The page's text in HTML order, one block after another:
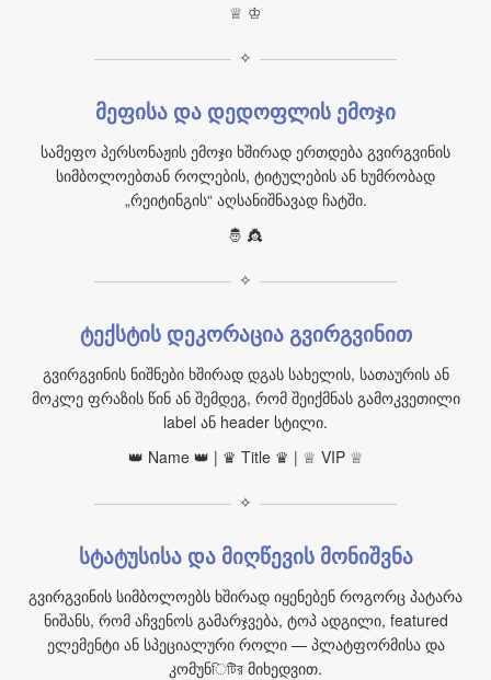
♕ ♔
✧
მეფისა და დედოფლის ემოჯი
სამეფო პერსონაჟის ემოჯი ხშირად ერთდება გვირგვინის
სიმბოლოებთან როლების, ტიტულების ან ხუმრობად
„რეიტინგის“ აღსანიშნავად ჩატში.
🤴 👸
✧
ტექსტის დეკორაცია გვირგვინით
გვირგვინის ნიშნები ხშირად დგას სახელის, სათაურის ან
მოკლე ფრაზის წინ ან შემდეგ, რომ შეიქმნას გამოკვეთილი
label ან header სტილი.
👑 Name 👑 | ♛ Title ♛ | ♕ VIP ♕
✧
სტატუსისა და მიღწევის მონიშვნა
გვირგვინის სიმბოლოებს ხშირად იყენებენ როგორც პატარა
ნიშანს, რომ აჩვენოს გამარჯვება, ტოპ ადგილი, featured
ელემენტი ან სპეციალური როლი — პლატფორმისა და
კომუნিটির მიხედვით.